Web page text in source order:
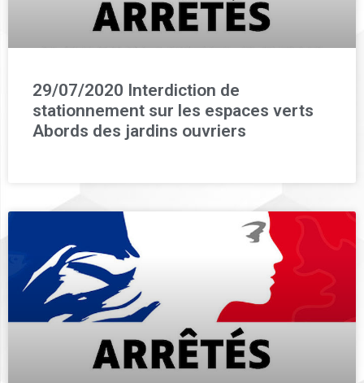
29/07/2020 Interdiction de
stationnement sur les espaces verts
Abords des jardins ouvriers